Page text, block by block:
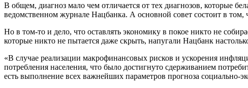
В общем, диагноз мало чем отличается от тех диагнозов, которые
ведомственном журнале Нацбанка. А основной совет состоит в том,
Но в том-то и дело, что оставлять экономику в покое никто не
которые никто не пытается даже скрыть, напугали Нацбанк
«В случае реализации макрофинансовых рисков и ускорения
потребления населения, что было достигнуто сдерживанием
есть выполнение всех важнейших параметров прогноза социально-